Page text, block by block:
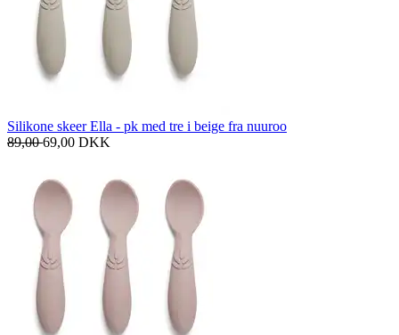
Silikone skeer Ella - pk med tre i beige fra nuuroo
89,0069,00 DKK